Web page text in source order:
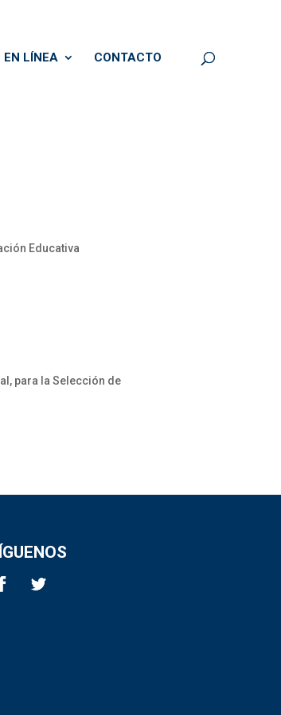
EN LÍNEA CONTACTO
Educativa
para la Selección de